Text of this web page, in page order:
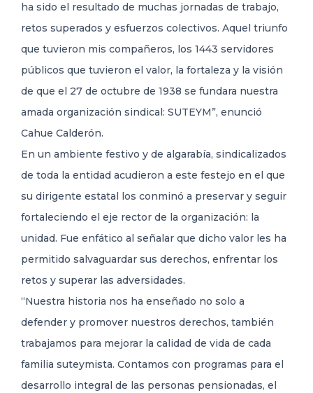
ha sido el resultado de muchas jornadas de trabajo,
retos superados y esfuerzos colectivos. Aquel triunfo
que tuvieron mis compañeros, los 1443 servidores
públicos que tuvieron el valor, la fortaleza y la visión
de que el 27 de octubre de 1938 se fundara nuestra
amada organización sindical: SUTEYM”, enunció
Cahue Calderón.
En un ambiente festivo y de algarabía, sindicalizados
de toda la entidad acudieron a este festejo en el que
su dirigente estatal los conminó a preservar y seguir
fortaleciendo el eje rector de la organización: la
unidad. Fue enfático al señalar que dicho valor les ha
permitido salvaguardar sus derechos, enfrentar los
retos y superar las adversidades.
“Nuestra historia nos ha enseñado no solo a
defender y promover nuestros derechos, también
trabajamos para mejorar la calidad de vida de cada
familia suteymista. Contamos con programas para el
desarrollo integral de las personas pensionadas, el